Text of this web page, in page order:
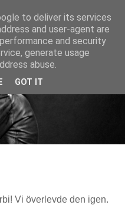
Vi överlevde den igen.
to deliver its services
and user-agent are
and security
generate usage
abuse.
GOT IT